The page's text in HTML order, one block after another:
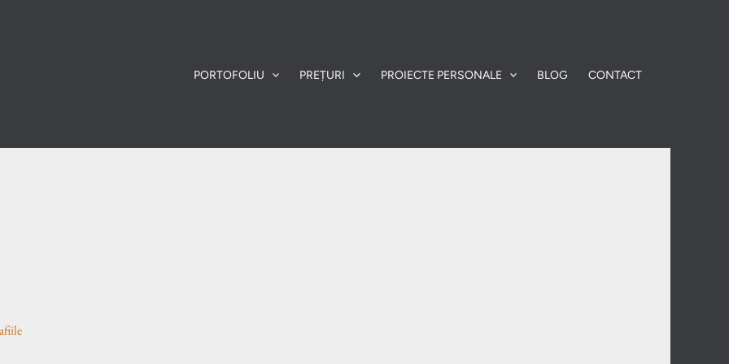
PORTOFOLIU PREȚURI PROIECTE PERSONALE BLOG CONTACT